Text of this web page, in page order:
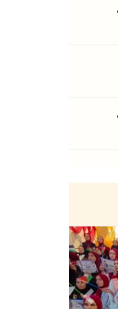
Previous